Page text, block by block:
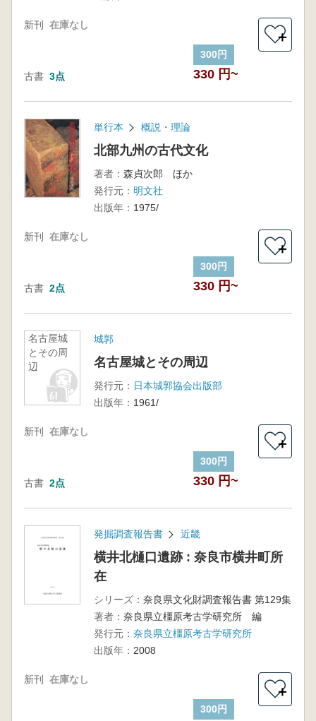
新刊 在庫なし
古書 3点
300円
330 円~
＋
単行本 概説・理論
北部九州の古代文化
著者： 森貞次郎 ほか
発行元： 明文社
出版年： 1975/
新刊 在庫なし
古書 2点
300円
330 円~
＋
名古屋城
とその周
辺
城郭
名古屋城とその周辺
発行元： 日本城郭協会出版部
出版年： 1961/
新刊 在庫なし
古書 2点
300円
330 円~
＋
発掘調査報告書 近畿
横井北樋口遺跡 : 奈良市横井町所
在
シリーズ： 奈良県文化財調査報告書 第129集
著者： 奈良県立橿原考古学研究所 編
発行元： 奈良県立橿原考古学研究所
出版年： 2008
新刊 在庫なし
300円
＋